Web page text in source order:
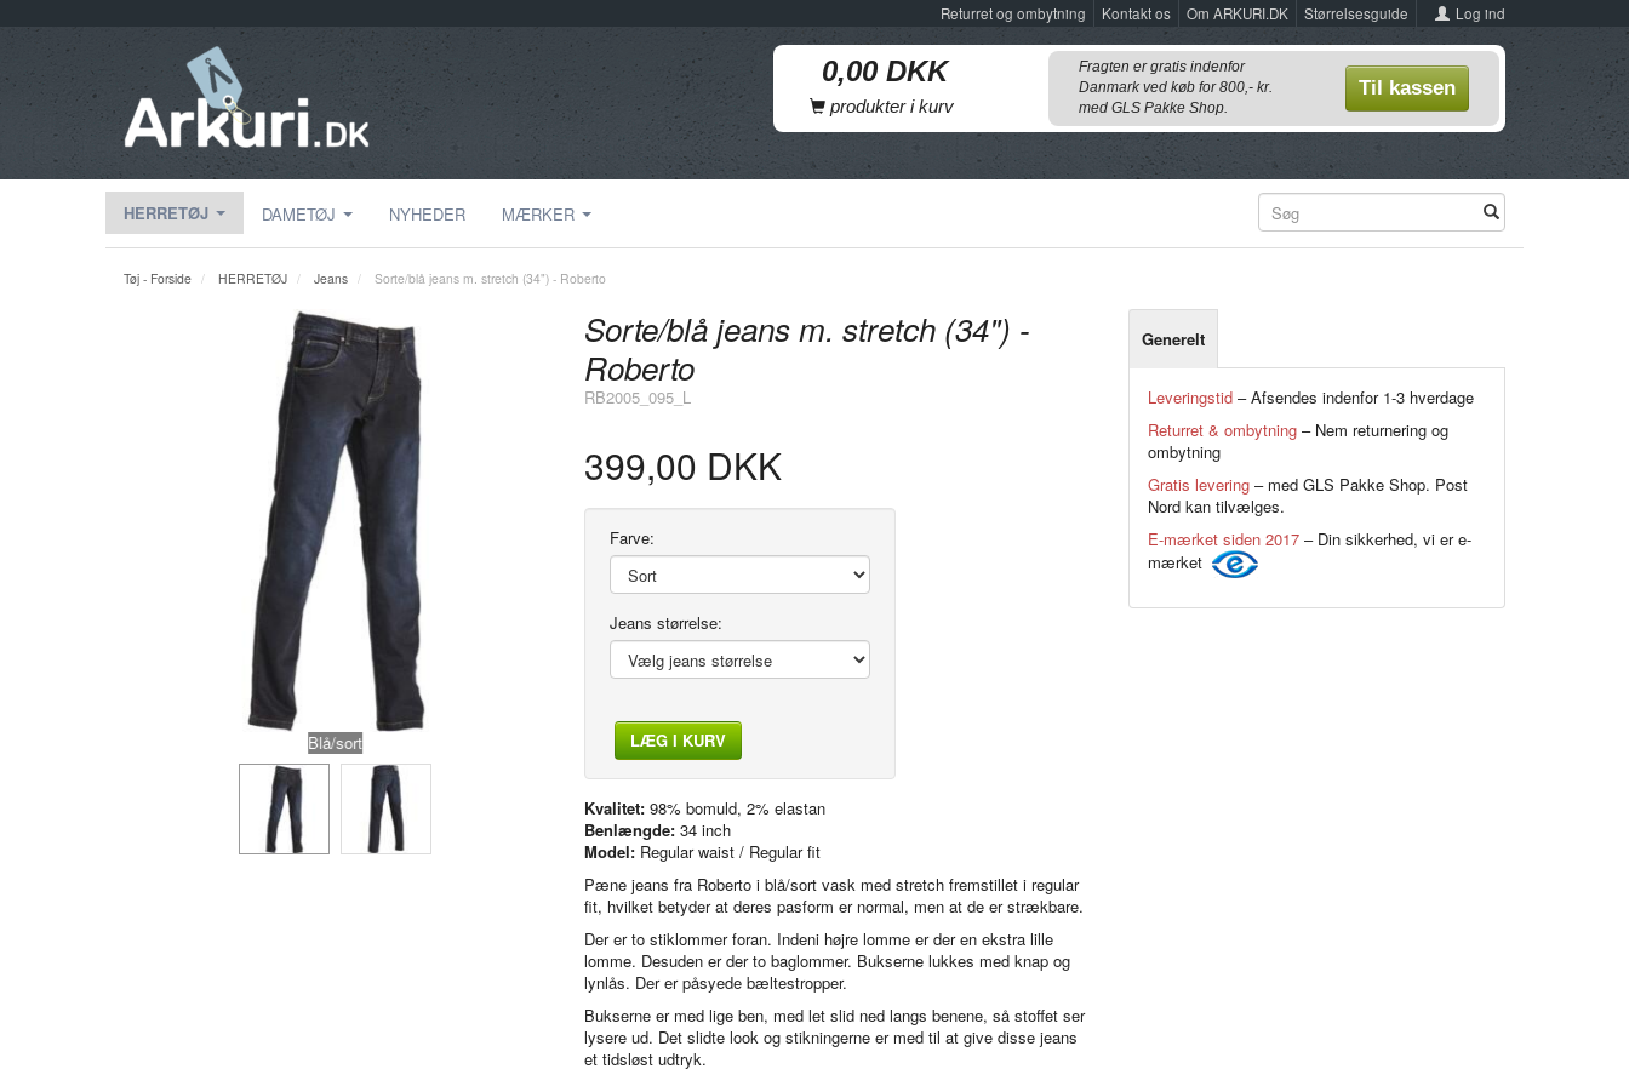
Log ind
Størrelsesguide
Om ARKURI.DK
Kontakt os
Returret og ombytning
produkter i kurv
Fragten er gratis indenfor
Danmark ved køb for 800,- kr.
med GLS Pakke Shop.
Til kassen
HERRETØJ DAMETØJ NYHEDER MÆRKER
Tøj - Forside HERRETØJ Jeans Sorte/blå jeans m. stretch (34") - Roberto
Blå/sort Bagside
Sorte/blå jeans m. stretch (34") -
Roberto
RB2005_095_L
399,00 DKK
Farve:
Jeans størrelse:
LÆG I KURV
Kvalitet:98% bomuld, 2% elastan
Benlængde:34 inch
Model: Regular waist / Regular fit
Pæne jeans fra Roberto i blå/sort vask med stretch fremstillet i regular
fit, hvilket betyder at deres pasform er normal, men at de er strækbare.
Der er to stiklommer foran. Indeni højre lomme er der en ekstra lille
lomme. Desuden er der to baglommer. Bukserne lukkes med knap og
lynlås. Der er påsyede bæltestropper.
Bukserne er med lige ben, med let slid ned langs benene, så stoffet ser
lysere ud. Det slidte look og stikningerne er med til at give disse jeans
et tidsløst udtryk.
Generelt
Leveringstid– Afsendes indenfor 1-3 hverdage
Returret & ombytning– Nem returnering og
ombytning
Gratis levering– med GLS Pakke Shop. Post
Nord kan tilvælges.
E-mærket siden 2017– Din sikkerhed, vi er e-
mærket